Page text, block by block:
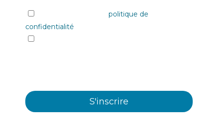
J'ai lu et j'accepte lapolitique de
confidentialité